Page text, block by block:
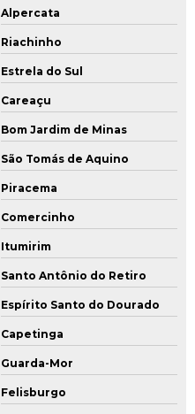
Alpercata
Riachinho
Estrela do Sul
Careaçu
Bom Jardim de Minas
São Tomás de Aquino
Piracema
Comercinho
Itumirim
Santo Antônio do Retiro
Espírito Santo do Dourado
Capetinga
Guarda-Mor
Felisburgo